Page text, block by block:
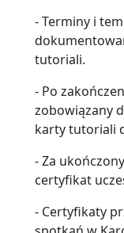
- Terminy i
tutoriali.
- Po
zobowiązany
karty tutoriali
- Za
certyfikat
- Certyfikaty